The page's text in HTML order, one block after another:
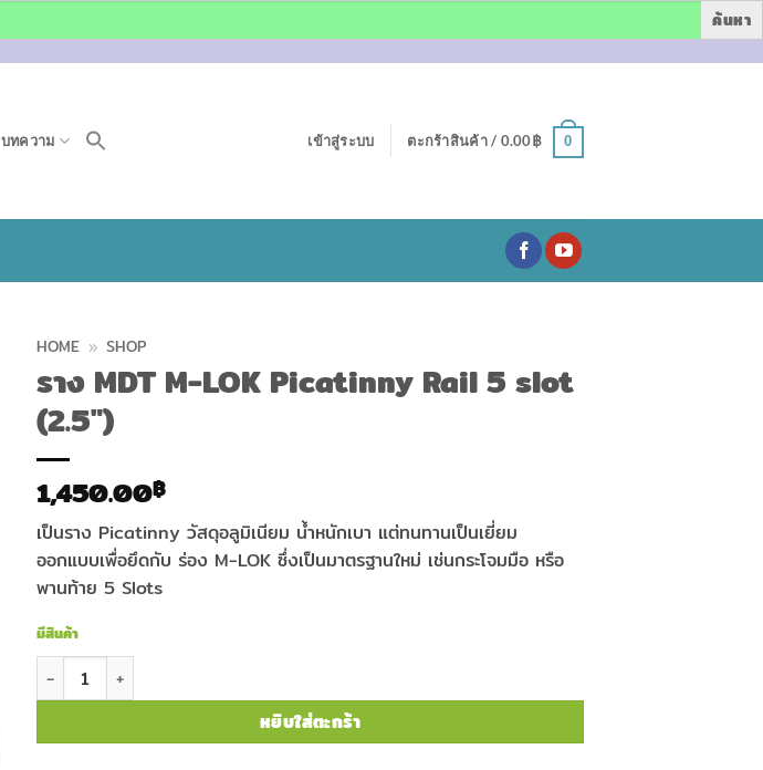
บทความ เข้าสู่ระบบ ตะกร้าสินค้า / 0.00฿ 0
HOME » SHOP
ราง MDT M-LOK Picatinny Rail 5 slot
(2.5″)
1,450.00฿
เป็นราง Picatinny วัสดุอลูมิเนียม น้ำหนักเบา แต่ทนทานเป็นเยี่ยม
ออกแบบเพื่อยึดกับ ร่อง M-LOK ซึ่งเป็นมาตรฐานใหม่ เช่นกระโจมมือ หรือ
พานท้าย 5 Slots
มีสินค้า
จำนวน ราง MDT M-LOK Picatinny Rail 5 slot (2.5") ชิ้น
หยิบใส่ตะกร้า